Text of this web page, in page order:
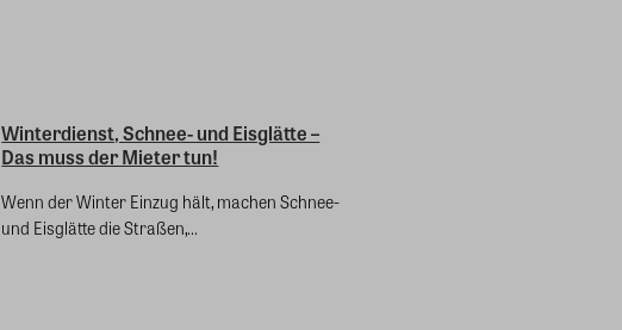
Winterdienst, Schnee- und Eisglätte –
Das muss der Mieter tun!
Wenn der Winter Einzug hält, machen Schnee-
und Eisglätte die Straßen,...